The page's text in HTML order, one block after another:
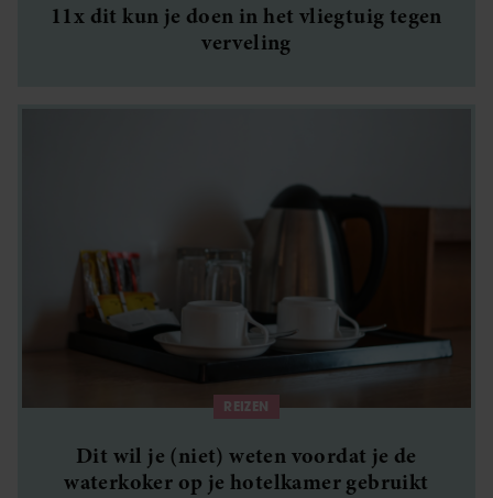
11x dit kun je doen in het vliegtuig tegen
verveling
REIZEN
Dit wil je (niet) weten voordat je de
waterkoker op je hotelkamer gebruikt